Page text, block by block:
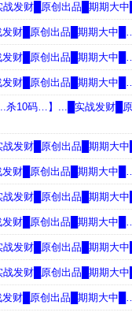
战发财█原创出品█期期
发财█原创出品█期期大
发财█原创出品█期期大
发财█原创出品█期期大
杀10码…】...█实战发财█
战发财█原创出品█期期
发财█原创出品█期期大
战发财█原创出品█期期
发财█原创出品█期期大
战发财█原创出品█期期
战发财█原创出品█期期
发财█原创出品█期期大